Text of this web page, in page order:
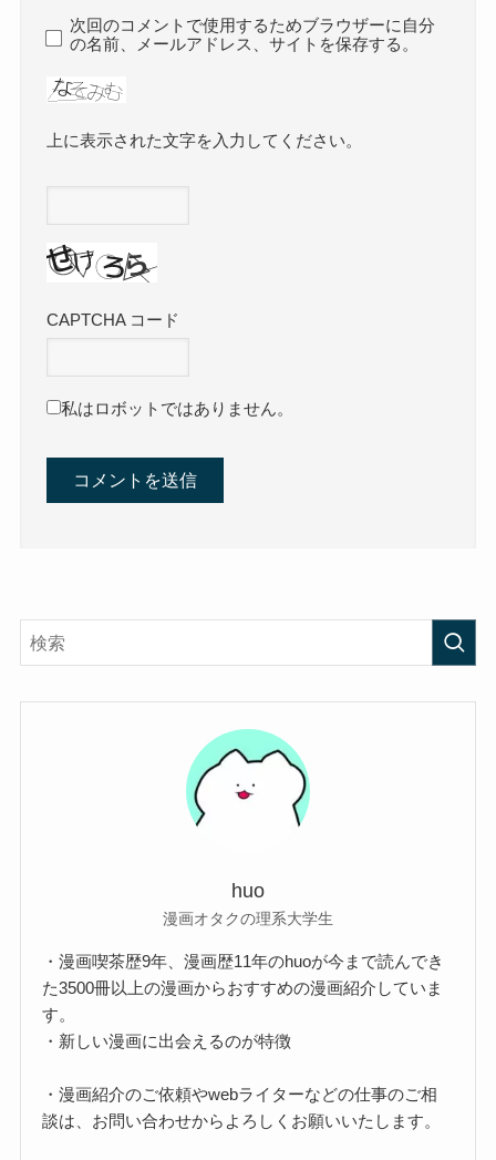
次回のコメントで使用するためブラウザーに自分
の名前、メールアドレス、サイトを保存する。
上に表示された文字を入力してください。
CAPTCHA コード
私はロボットではありません。
huo
漫画オタクの理系大学生
・漫画喫茶歴9年、漫画歴11年のhuoが今まで読んでき
た3500冊以上の漫画からおすすめの漫画紹介していま
す。
・新しい漫画に出会えるのが特徴
・漫画紹介のご依頼やwebライターなどの仕事のご相
談は、お問い合わせからよろしくお願いいたします。